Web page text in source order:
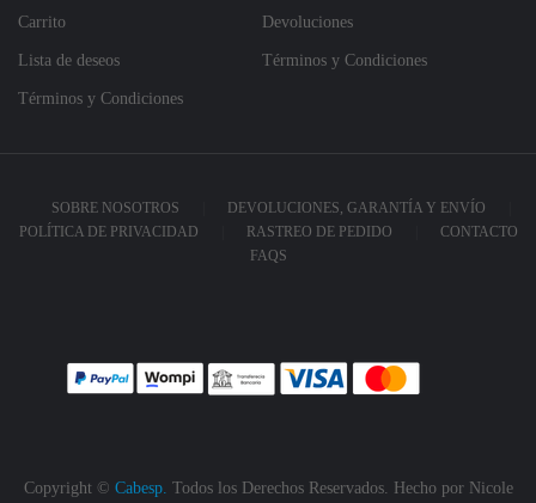
Carrito
Lista de deseos
Términos y Condiciones
Devoluciones
Términos y Condiciones
SOBRE NOSOTROS
DEVOLUCIONES, GARANTÍA Y ENVÍO
POLÍTICA DE PRIVACIDAD
RASTREO DE PEDIDO
CONTACTO
FAQS
Copyright © Cabesp. Todos los Derechos Reservados. Hecho por Nicole